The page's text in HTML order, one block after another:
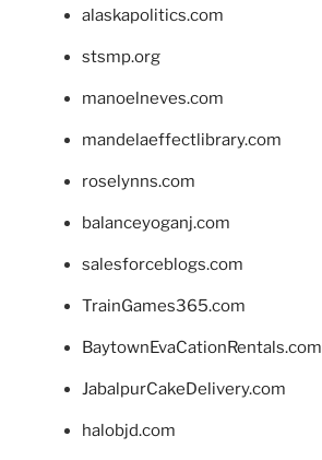
alaskapolitics.com
stsmp.org
manoelneves.com
mandelaeffectlibrary.com
roselynns.com
balanceyoganj.com
salesforceblogs.com
TrainGames365.com
BaytownEvaCationRentals.com
JabalpurCakeDelivery.com
halobjd.com